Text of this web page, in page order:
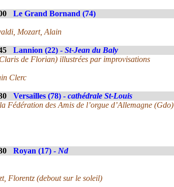
Le Grand Bornand (74)
Mozart, Alain
Lannion (22) - St-Jean du Baly
de Florian) illustrées par improvisations
Clerc
Versailles (78) - cathédrale St-Louis
Fédération des Amis de l’orgue d’Allemagne (Gdo)
Royan (17) - Nd
Florentz (debout sur le soleil)